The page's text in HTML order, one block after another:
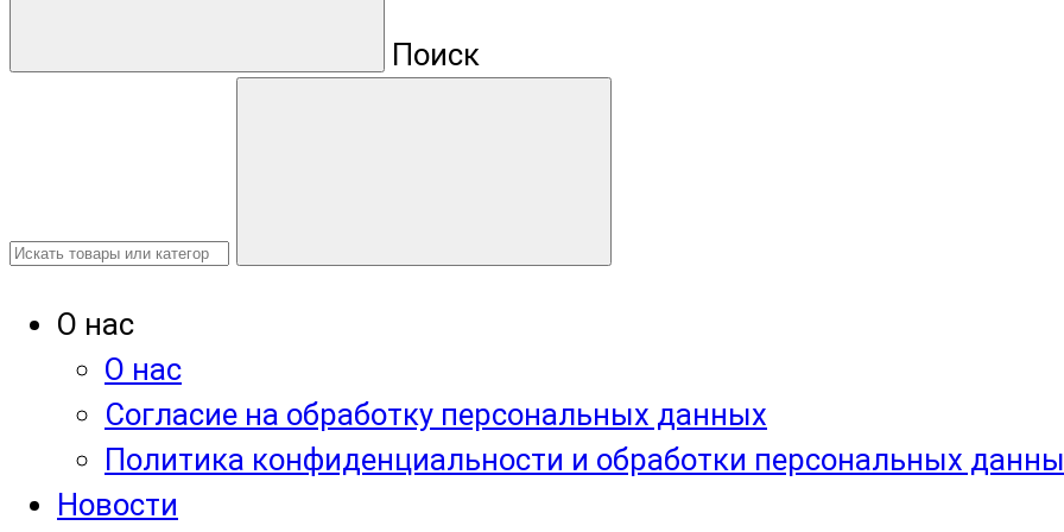
Поиск
О нас
О нас
Согласие на обработку персональных данных
Политика конфиденциальности и обработки персональных
Новости